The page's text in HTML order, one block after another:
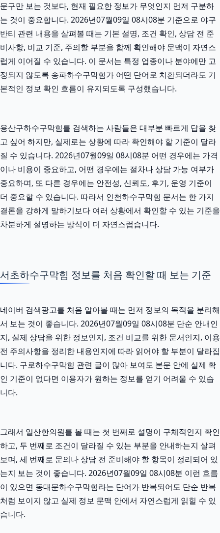
문구만 보는 것보다, 현재 필요한 정보가 무엇인지 먼저 구분하
는 것이 중요합니다. 2026년07월09일 08시08분 기준으로 야구
반티 관련 내용을 살펴볼 때는 기본 설명, 조건 확인, 상담 전 준
비사항, 비교 기준, 주의할 부분을 함께 확인해야 문맥이 자연스
럽게 이어질 수 있습니다. 이 문서는 특정 업종이나 분야에만 고
정되지 않도록 송파하수구막힘가 어떤 단어로 치환되더라도 기
본적인 정보 확인 흐름이 유지되도록 구성했습니다.
용산구하수구막힘를 검색하는 사람들은 대부분 빠르게 답을 찾
고 싶어 하지만, 실제로는 상황에 따라 확인해야 할 기준이 달라
질 수 있습니다. 2026년07월09일 08시08분 어떤 경우에는 가격
이나 비용이 중요하고, 어떤 경우에는 절차나 상담 가능 여부가
중요하며, 또 다른 경우에는 안전성, 신뢰도, 후기, 운영 기준이
더 중요할 수 있습니다. 따라서 인천하수구막힘 문서는 한 가지
결론을 강하게 말하기보다 여러 상황에서 확인할 수 있는 기준을
차분하게 설명하는 방식이 더 자연스럽습니다.
서초하수구막힘 정보를 처음 확인할 때 보는 기준
네이버 검색광고를 처음 알아볼 때는 먼저 정보의 목적을 분리해
서 보는 것이 좋습니다. 2026년07월09일 08시08분 단순 안내인
지, 실제 상담을 위한 정보인지, 조건 비교를 위한 문서인지, 이용
전 주의사항을 정리한 내용인지에 따라 읽어야 할 부분이 달라집
니다. 구로하수구막힘 관련 글이 많아 보여도 본문 안에 실제 확
인 기준이 없다면 이용자가 원하는 정보를 얻기 어려울 수 있습
니다.
그래서 일산한의원를 볼 때는 첫 번째로 설명이 구체적인지 확인
하고, 두 번째로 조건이 달라질 수 있는 부분을 안내하는지 살펴
보며, 세 번째로 문의나 상담 전 준비해야 할 항목이 정리되어 있
는지 보는 것이 좋습니다. 2026년07월09일 08시08분 이런 흐름
이 있으면 동대문하수구막힘라는 단어가 반복되어도 단순 반복
처럼 보이지 않고 실제 정보 문맥 안에서 자연스럽게 읽힐 수 있
습니다.